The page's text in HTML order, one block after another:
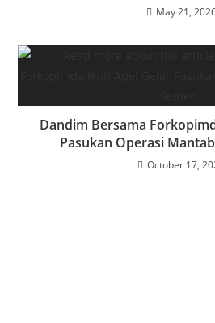
May 21,
Dandim Bersama
Pasukan Operasi
October 17,